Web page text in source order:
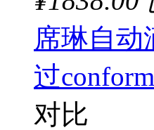
席琳自动
过
对比